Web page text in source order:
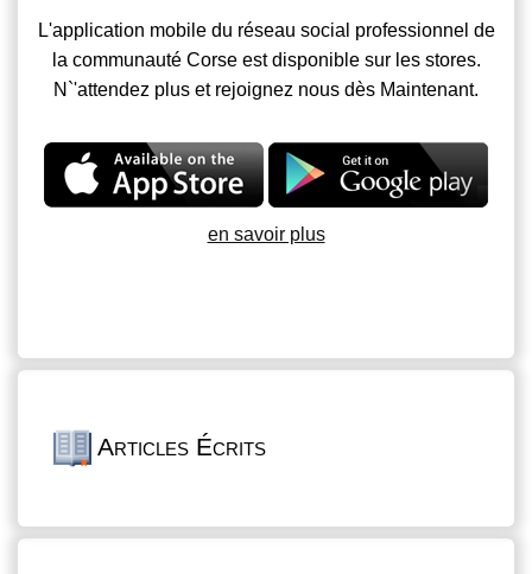
L'application mobile du réseau social professionnel de
la communauté Corse est disponible sur les stores.
N`'attendez plus et rejoignez nous dès Maintenant.
en savoir plus
Articles Écrits